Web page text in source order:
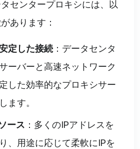
センタープロキシには、以
あります：
定した接続 ：データセンタ
ーバーと高速ネットワーク
した効率的なプロキシサー
ます。
ース ：多くのIPアドレスを
、用途に応じて柔軟にIPを